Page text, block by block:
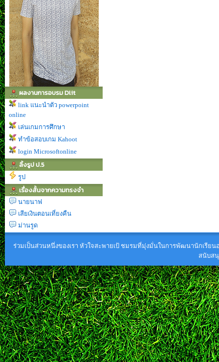
ผลงานการอบรม Dlit
link แนะนำตัว powerpoint
online
เล่นเกมการศึกษา
ทำข้อสอบเกม Kahoot
login Microsoftonline
ลิ้งรูป ป.5
รูป
เรื่องสั้นจากความทรงจำ
นายนาฟ
เสียเงินตอนเที่ยงคืน
ม่านรูด
ร่วมเป็นส่วนหนึ่งของเรา หัวใจสะพายเป้ ชมรมที่มุ่งมั่นในการพัฒนานักเรี
สนับส